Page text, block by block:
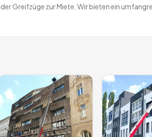
Greifzüge zur Miete. Wir bieten ein